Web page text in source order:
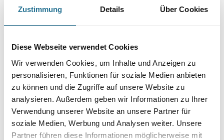
Zustimmung Details Über Cookies
Diese Webseite verwendet Cookies
Wir verwenden Cookies, um Inhalte und Anzeigen zu
personalisieren, Funktionen für soziale Medien anbieten
zu können und die Zugriffe auf unsere Website zu
analysieren. Außerdem geben wir Informationen zu Ihrer
Verwendung unserer Website an unsere Partner für
soziale Medien, Werbung und Analysen weiter. Unsere
Partner führen diese Informationen möglicherweise mit
Caparol AF Verdünner 5,0 lt
Konsistenzeinstellung von Caparol-Putzfestiger und Dupa-Putzfestiger.
Gebinde
Umrechnungsfaktoren